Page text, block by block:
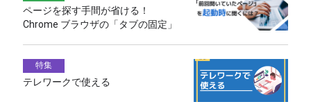
ページを探す手間が省ける！
Chrome ブラウザの「タブの固定」
特集
テレワークで使える